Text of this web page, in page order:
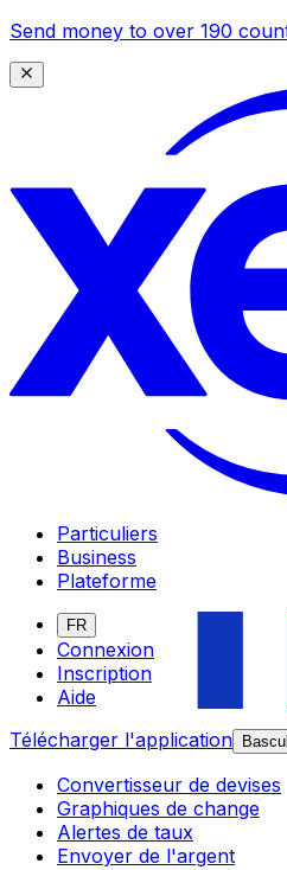
Send money to over 190
Particuliers
Business
Plateforme
FR
Connexion
Inscription
Aide
Télécharger l'application
Convertisseur de devises
Graphiques de change
Alertes de taux
Envoyer de l'argent